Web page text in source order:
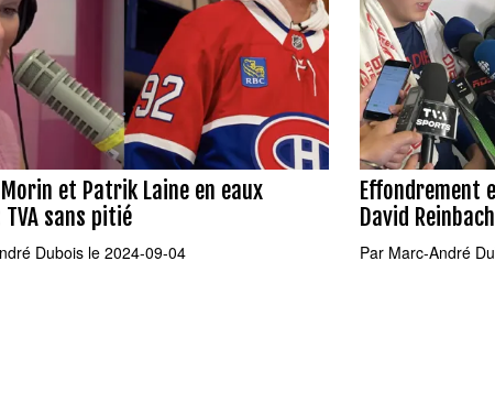
et Patrik Laine en eaux
sans pitié
Dubois le 2024-09-04
Effondrement
David
Par Marc-André